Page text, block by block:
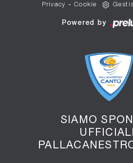
SIAMO
Privacy -Cookie
Powered by